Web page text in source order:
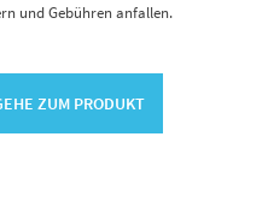
und Gebühren anfallen.
ZUM PRODUKT